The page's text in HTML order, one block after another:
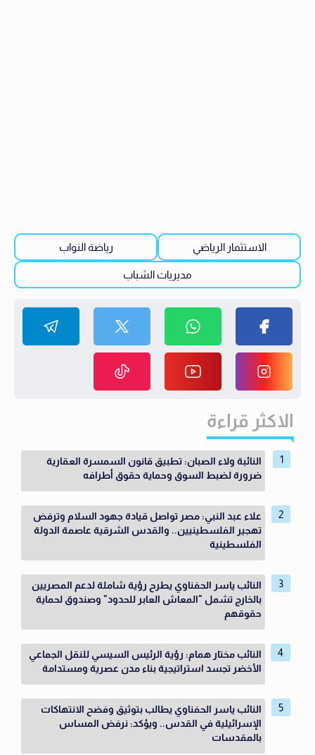
الاستثمار الرياضي رياضة النواب
مديريات الشباب
الاكثر قراءة
النائبة ولاء الصبان: تطبيق قانون السمسرة العقارية
ضرورة لضبط السوق وحماية حقوق أطرافه
علاء عبد النبي: مصر تواصل قيادة جهود السلام وترفض
تهجير الفلسطينيين.. والقدس الشرقية عاصمة الدولة
الفلسطينية
النائب ياسر الحفناوي يطرح رؤية شاملة لدعم المصريين
بالخارج تشمل "المعاش العابر للحدود" وصندوق لحماية
حقوقهم
النائب مختار همام: رؤية الرئيس السيسي للنقل الجماعي
الأخضر تجسد استراتيجية بناء مدن عصرية ومستدامة
النائب ياسر الحفناوي يطالب بتوثيق وفضح الانتهاكات
الإسرائيلية في القدس.. ويؤكد: نرفض المساس
بالمقدسات